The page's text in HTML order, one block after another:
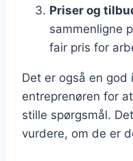
Priser og
sammenligne
fair pris for
Det er også en god
entreprenøren for
stille spørgsmål.
vurdere, om de er